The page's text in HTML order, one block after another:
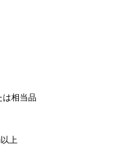
相当品
上